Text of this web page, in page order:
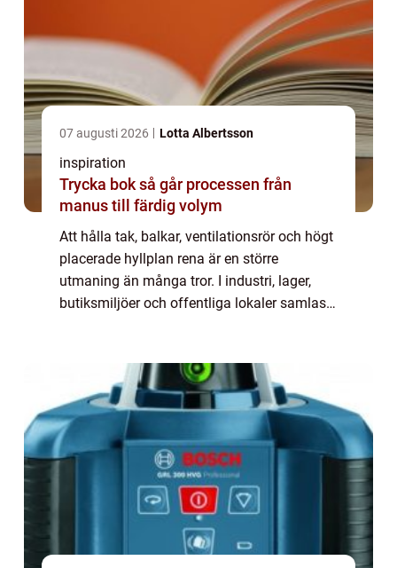
07 augusti 2026 Lotta Albertsson
inspiration
Trycka bok så går processen från
manus till färdig volym
Att hålla tak, balkar, ventilationsrör och högt
placerade hyllplan rena är en större
utmaning än många tror. I industri, lager,
butiksmiljöer och offentliga lokaler samlas